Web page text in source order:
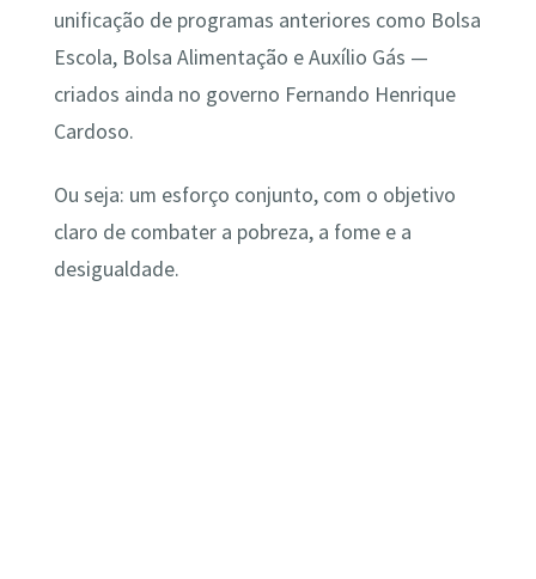
unificação de programas anteriores como Bolsa
Escola, Bolsa Alimentação e Auxílio Gás —
criados ainda no governo Fernando Henrique
Cardoso.
Ou seja: um esforço conjunto, com o objetivo
claro de combater a pobreza, a fome e a
desigualdade.